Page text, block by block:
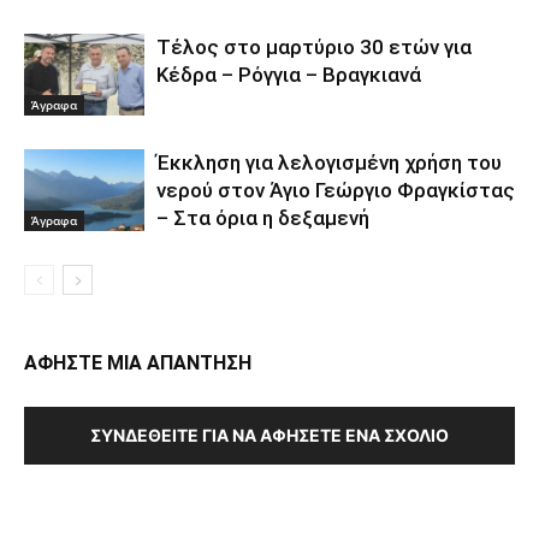
Άγραφα
Τέλος στο μαρτύριο 30 ετών για
Κέδρα – Ρόγγια – Βραγκιανά
Άγραφα
Έκκληση για λελογισμένη χρήση του
νερού στον Άγιο Γεώργιο Φραγκίστας
– Στα όρια η δεξαμενή
ΑΦΗΣΤΕ ΜΙΑ ΑΠΑΝΤΗΣΗ
ΣΥΝΔΕΘΕΊΤΕ ΓΙΑ ΝΑ ΑΦΉΣΕΤΕ ΈΝΑ ΣΧΌΛΙΟ